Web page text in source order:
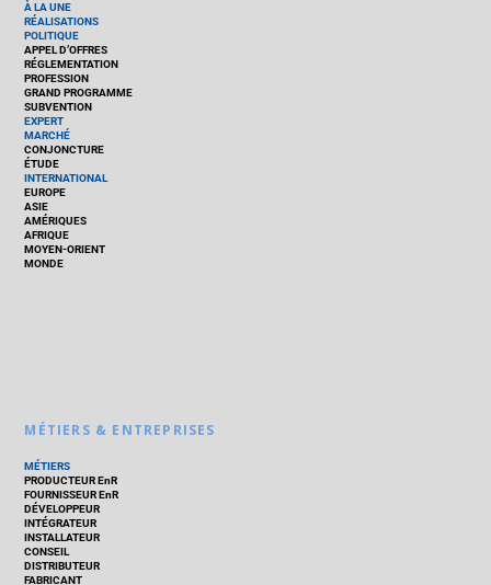
À LA UNE
RÉALISATIONS
POLITIQUE
APPEL D’OFFRES
RÉGLEMENTATION
PROFESSION
GRAND PROGRAMME
SUBVENTION
EXPERT
MARCHÉ
CONJONCTURE
ÉTUDE
INTERNATIONAL
EUROPE
ASIE
AMÉRIQUES
AFRIQUE
MOYEN-ORIENT
MONDE
MÉTIERS & ENTREPRISES
MÉTIERS
PRODUCTEUR EnR
FOURNISSEUR EnR
DÉVELOPPEUR
INTÉGRATEUR
INSTALLATEUR
CONSEIL
DISTRIBUTEUR
FABRICANT